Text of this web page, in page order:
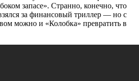
запасе». Странно, конечно, что
за финансовый триллер — но с
можно и «Колобка» превратить в